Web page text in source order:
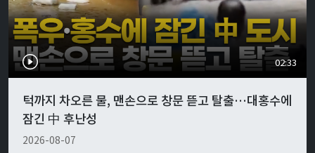
02:33
턱까지 차오른 물, 맨손으로 창문 뜯고 탈출…대홍수에
잠긴 中 후난성
2026-08-07